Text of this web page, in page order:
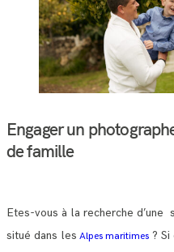
Engager un
de famille
Etes-vous à la recherche
situé dans les Alpes maritimes ?